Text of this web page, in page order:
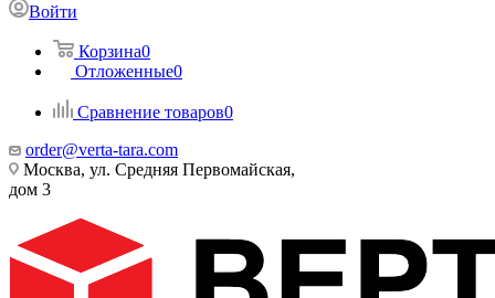
Войти
Корзина0
Отложенные0
Сравнение товаров0
order@verta-tara.com
Москва, ул. Средняя Первомайская,
дом 3